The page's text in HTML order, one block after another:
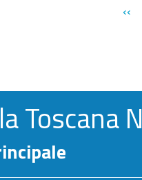
‹‹
Toscana